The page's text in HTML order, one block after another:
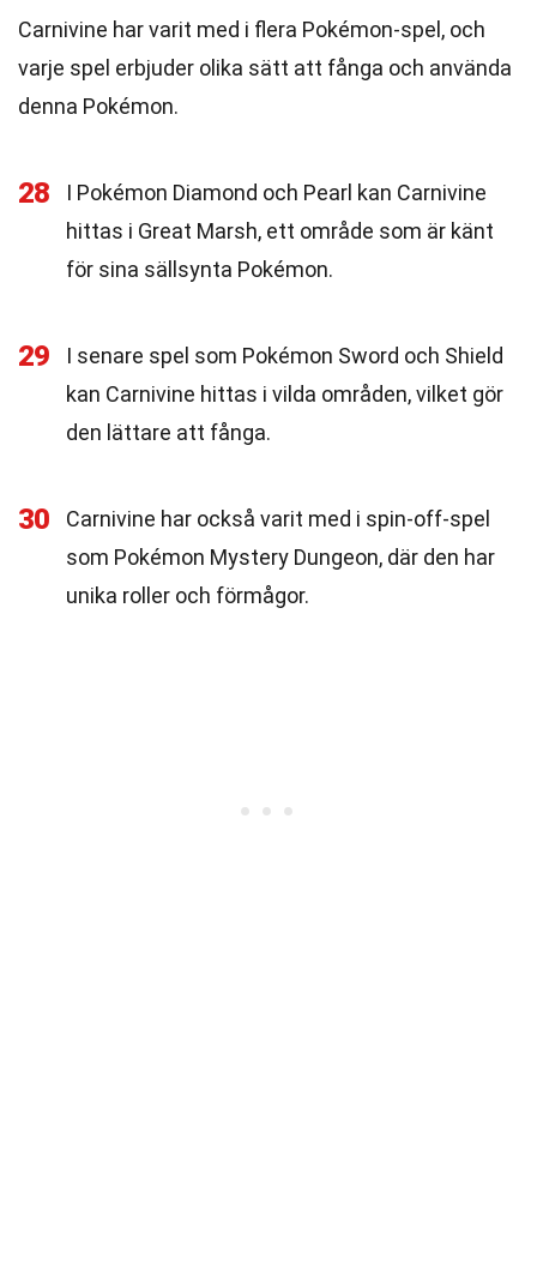
Carnivine har varit med i flera Pokémon-spel, och
varje spel erbjuder olika sätt att fånga och använda
denna Pokémon.
28
I Pokémon Diamond och Pearl kan Carnivine
hittas i Great Marsh, ett område som är känt
för sina sällsynta Pokémon.
29
I senare spel som Pokémon Sword och Shield
kan Carnivine hittas i vilda områden, vilket gör
den lättare att fånga.
30
Carnivine har också varit med i spin-off-spel
som Pokémon Mystery Dungeon, där den har
unika roller och förmågor.